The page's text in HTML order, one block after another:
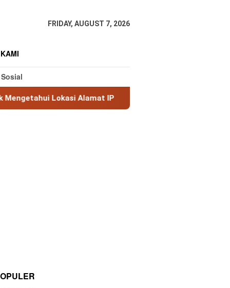
FRIDAY, AUGUST 7, 2026
Alamat IP MaxMind GeoLite: Database